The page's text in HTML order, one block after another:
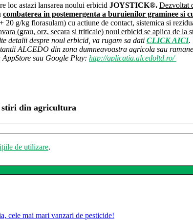
loc astazi lansarea noului erbicid JOYSTICK®. Dezvoltat
combaterea in postemergenta a buruienilor graminee si
g/kg florasulam) cu actiune de contact, sistemica si
vara (grau, orz, secara si triticale) noul erbicid se aplica de la
detalii despre noul erbicid, va rugam sa dati CLICK AICI.
ALCEDO din zona dumneavoastra agricola sau
sau Google Play: http://aplicatia.alcedoltd.ro/
stiri din agricultura
de utilizare.
cele mai mari vanzari de pesticide!